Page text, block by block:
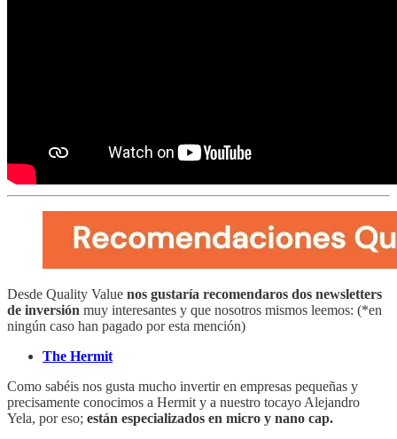
Desde Quality Value nos gustaría recomendaros dos newsletters
de inversión muy interesantes y que nosotros mismos leemos: (*en
ningún caso han pagado por esta mención)
The Hermit
Como sabéis nos gusta mucho invertir en empresas pequeñas y
precisamente conocimos a Hermit y a nuestro tocayo Alejandro
Yela, por eso; están especializados en micro y nano cap.